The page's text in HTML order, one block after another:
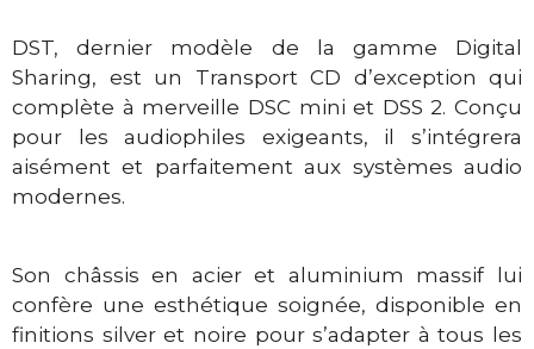
DST, dernier modèle de la gamme Digital
Sharing, est un Transport CD d’exception qui
complète à merveille DSC mini et DSS 2. Conçu
pour les audiophiles exigeants, il s’intégrera
aisément et parfaitement aux systèmes audio
modernes.
Son châssis en acier et aluminium massif lui
confère une esthétique soignée, disponible en
finitions silver et noire pour s’adapter à tous les